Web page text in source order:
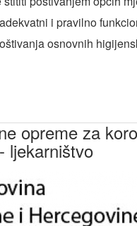
i pravilno
osnovnih
opreme za
ljekarništvo